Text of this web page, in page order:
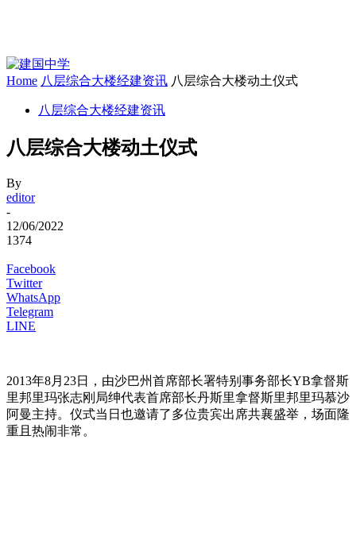
Home 八层综合大楼经建资讯 八层综合大楼动土仪式
八层综合大楼经建资讯
八层综合大楼动土仪式
By
editor
-
12/06/2022
1374
Facebook
Twitter
WhatsApp
Telegram
LINE
2013年8月23日，由沙巴州首席部长署特别事务部长YB拿督斯
里邦里玛张志刚局绅代表首席部长丹斯里拿督斯里邦里玛慕沙
阿曼主持。仪式当日也邀请了多位贵宾出席共襄盛举，场面隆
重且热闹非常。